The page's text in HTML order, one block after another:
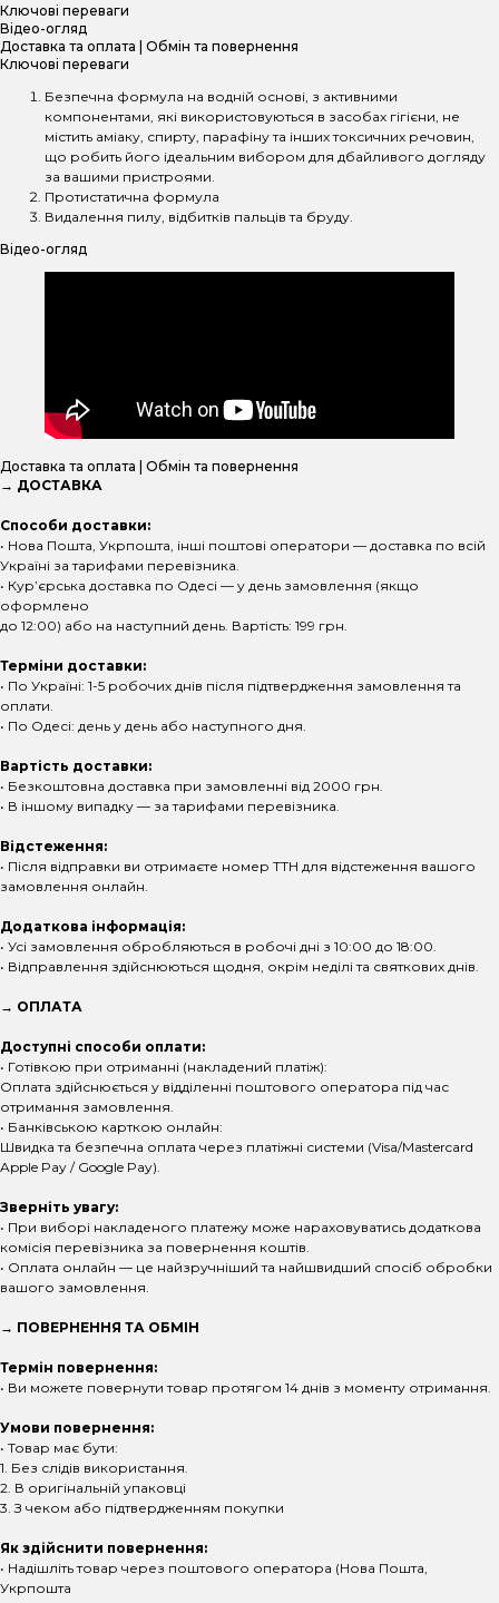
Ключові переваги
Відео-огляд
Доставка та оплата | Обмін та повернення
Ключові переваги
Безпечна формула на водній основі, з активними
компонентами, які використовуються в засобах гігієни, не
містить аміаку, спирту, парафіну та інших токсичних речовин,
що робить його ідеальним вибором для дбайливого догляду
за вашими пристроями.
Протистатична формула
Видалення пилу, відбитків пальців та бруду.
Відео-огляд
Доставка та оплата | Обмін та повернення
→ ДОСТАВКА
Способи доставки:
• Нова Пошта, Укрпошта, інші поштові оператори — доставка по всій
Україні за тарифами перевізника.
• Курʼєрська доставка по Одесі — у день замовлення (якщо
оформлено
до 12:00) або на наступний день. Вартість: 199 грн.
Терміни доставки:
• По Україні: 1-5 робочих днів після підтвердження замовлення та
оплати.
• По Одесі: день у день або наступного дня.
Вартість доставки:
• Безкоштовна доставка при замовленні від 2000 грн.
• В іншому випадку — за тарифами перевізника.
Відстеження:
• Після відправки ви отримаєте номер ТТН для відстеження вашого
замовлення онлайн.
Додаткова інформація:
• Усі замовлення обробляються в робочі дні з 10:00 до 18:00.
• Відправлення здійснюються щодня, окрім неділі та святкових днів.
→ ОПЛАТА
Доступні способи оплати:
• Готівкою при отриманні (накладений платіж):
Оплата здійснюється у відділенні поштового оператора під час
отримання замовлення.
• Банківською карткою онлайн:
Швидка та безпечна оплата через платіжні системи (Visa/Mastercard
Apple Pay / Google Pay).
Зверніть увагу:
• При виборі накладеного платежу може нараховуватись додаткова
комісія перевізника за повернення коштів.
• Оплата онлайн — це найзручніший та найшвидший спосіб обробки
вашого замовлення.
→ ПОВЕРНЕННЯ ТА ОБМІН
Термін повернення:
• Ви можете повернути товар протягом 14 днів з моменту отримання.
Умови повернення:
• Товар має бути:
1. Без слідів використання.
2. В оригінальній упаковці
3. З чеком або підтвердженням покупки
Як здійснити повернення:
• Надішліть товар через поштового оператора (Нова Пошта,
Укрпошта